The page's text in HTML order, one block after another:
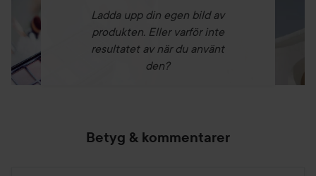
Ladda upp din egen bild av
produkten. Eller varför inte
resultatet av när du använt
den?
Betyg & kommentarer